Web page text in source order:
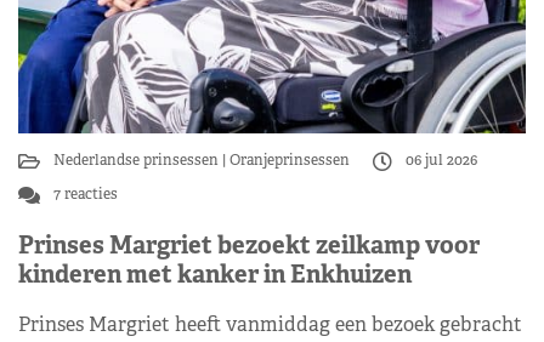
Nederlandse prinsessen Oranjeprinsessen
06 jul 2026
7 reacties
Prinses Margriet bezoekt zeilkamp voor
kinderen met kanker in Enkhuizen
Prinses Margriet heeft vanmiddag een bezoek gebracht